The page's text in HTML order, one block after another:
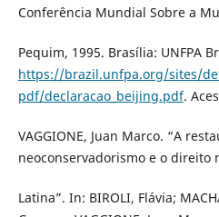
Conferência Mundial Sobre a
Pequim, 1995. Brasília: UNFPA
https://brazil.unfpa.org/sites/
pdf/declaracao_beijing.pdf.
VAGGIONE, Juan Marco. “A
neoconservadorismo e o direito
Latina”. In: BIROLI, Flávia;